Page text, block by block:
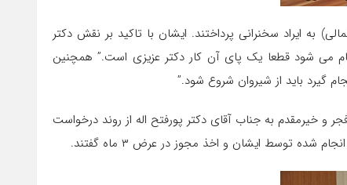
به ایراد سخنرانی پرداختند. ایشان با تاکید بر نقش دکتر
می شود قطعا یک پای آن کار دکتر عزیزی است.” همچنین
گیرد باید از شیروان شروع شود.”
و خیرمقدم به جناب آقای دکتر پورفتح اله از روند درخواست
توسط ایشان و اخذ مجوز در عرض ۳ ماه گفتند.